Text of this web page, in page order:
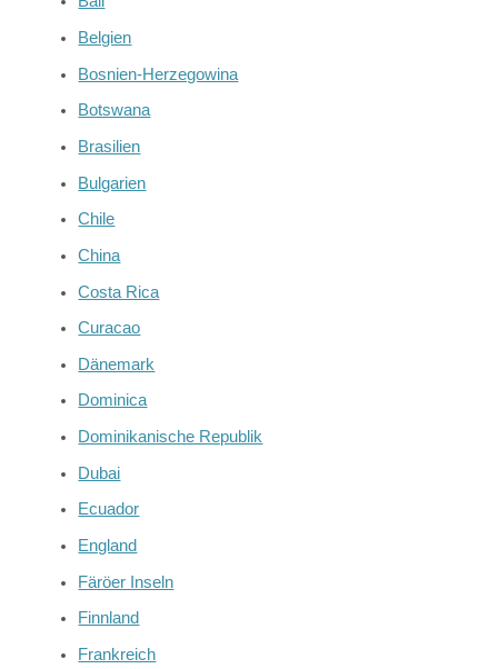
Belgien
Bosnien-Herzegowina
Botswana
Brasilien
Bulgarien
Chile
China
Costa Rica
Curacao
Dänemark
Dominica
Dominikanische Republik
Dubai
Ecuador
England
Färöer Inseln
Finnland
Frankreich